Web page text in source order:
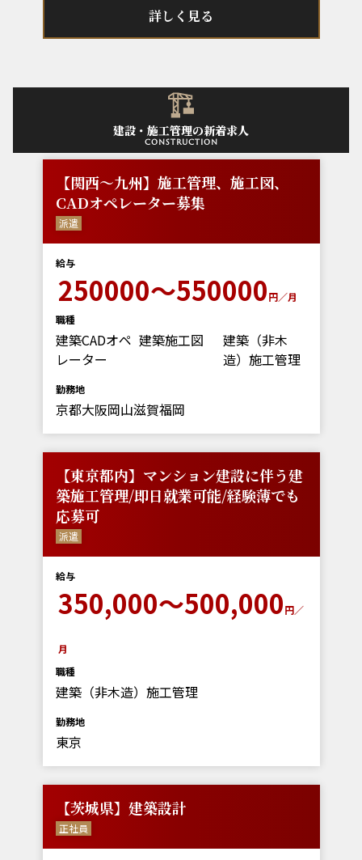
詳しく見る
建設・施工管理の新着求人
construction
【関西～九州】施工管理、施工図、
CADオペレーター募集
派遣
給与
250000～550000円／月
職種
建築CADオペ
レーター
建築施工図
建築（非木
造）施工管理
勤務地
京都大阪岡山滋賀福岡
【東京都内】マンション建設に伴う建
築施工管理/即日就業可能/経験薄でも
応募可
派遣
給与
350,000～500,000円／
月
職種
建築（非木造）施工管理
勤務地
東京
【茨城県】建築設計
正社員